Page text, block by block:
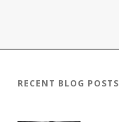
RECENT BLOG POSTS